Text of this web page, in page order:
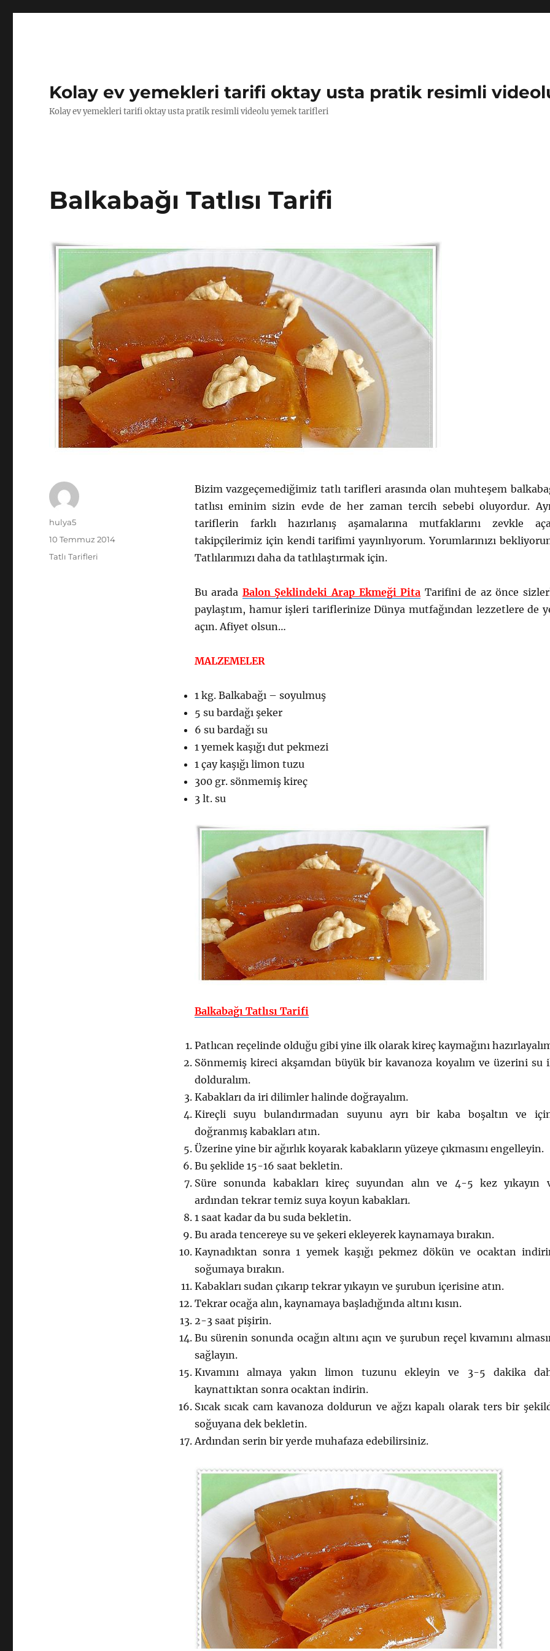
Kolay ev yemekleri tarifi oktay usta pratik resimli
Kolay ev yemekleri tarifi oktay usta pratik resimli videolu yemek tarifleri
Balkabağı Tatlısı Tarifi
Bizim vazgeçemediğimiz tatlı tarifleri arasında olan muhteşem
tatlısı eminim sizin evde de her zaman tercih sebebi oluyordur.
tariflerin farklı hazırlanış aşamalarına mutfaklarını zevkle
takipçilerimiz için kendi tarifimi yayınlıyorum. Yorumlarınızı
Tatlılarımızı daha da tatlılaştırmak için.
Bu arada Balon Şeklindeki Arap Ekmeği Pita Tarifini de az önce
paylaştım, hamur işleri tariflerinize Dünya mutfağından lezzetlere de
açın. Afiyet olsun…
MALZEMELER
1 kg. Balkabağı – soyulmuş
5 su bardağı şeker
6 su bardağı su
1 yemek kaşığı dut pekmezi
1 çay kaşığı limon tuzu
300 gr. sönmemiş kireç
3 lt. su
Balkabağı Tatlısı Tarifi
Patlıcan reçelinde olduğu gibi yine ilk olarak kireç kaymağını
Sönmemiş kireci akşamdan büyük bir kavanoza koyalım ve üzerini su
dolduralım.
Kabakları da iri dilimler halinde doğrayalım.
Kireçli suyu bulandırmadan suyunu ayrı bir kaba boşaltın ve
doğranmış kabakları atın.
Üzerine yine bir ağırlık koyarak kabakların yüzeye çıkmasını engelleyin.
Bu şeklide 15-16 saat bekletin.
Süre sonunda kabakları kireç suyundan alın ve 4-5 kez yıkayın
ardından tekrar temiz suya koyun kabakları.
1 saat kadar da bu suda bekletin.
Bu arada tencereye su ve şekeri ekleyerek kaynamaya bırakın.
Kaynadıktan sonra 1 yemek kaşığı pekmez dökün ve ocaktan
soğumaya bırakın.
Kabakları sudan çıkarıp tekrar yıkayın ve şurubun içerisine atın.
Tekrar ocağa alın, kaynamaya başladığında altını kısın.
2-3 saat pişirin.
Bu sürenin sonunda ocağın altını açın ve şurubun reçel kıvamını
sağlayın.
Kıvamını almaya yakın limon tuzunu ekleyin ve 3-5 dakika
kaynattıktan sonra ocaktan indirin.
Sıcak sıcak cam kavanoza doldurun ve ağzı kapalı olarak ters bir
soğuyana dek bekletin.
Ardından serin bir yerde muhafaza edebilirsiniz.
Yazar
hulya5
Yayın
tarihi
10 Temmuz 2014
Kategoriler
Tatlı Tarifleri